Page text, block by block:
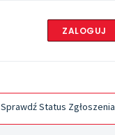
ZALOGUJ
Sprawdź Status Zgłoszenia